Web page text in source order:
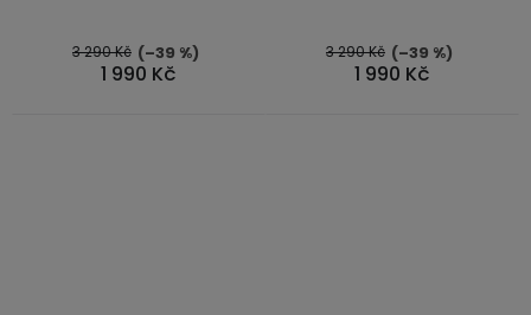
1 990 Kč
3 290 Kč (–39 %)
1 990 Kč
3 290 Kč (–39 %)